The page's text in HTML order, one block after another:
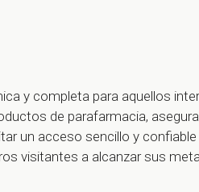
y completa para aquellos
de parafarmacia,
un acceso sencillo y
visitantes a alcanzar sus